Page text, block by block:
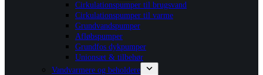
Cirkulationspumper til brugsvand
Cirkulationspumper til varme
Grundvandspumper
Afløbspumper
Grundfos dykpumper
Unionsæt & tilbehør
Vandvarmere og beholdere